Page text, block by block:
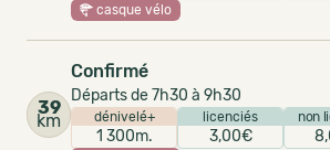
casque vélo
39
km
Confirmé
Départs de 7h30 à 9h30
dénivelé+
1 300m.
licenciés
3,00€
non